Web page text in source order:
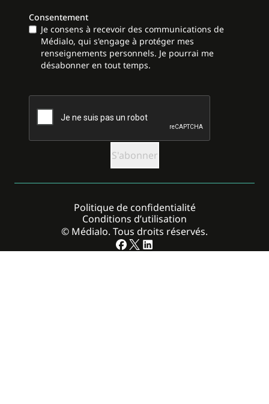
Consentement
Je consens à recevoir des communications de
Médialo, qui s'engage à protéger mes
renseignements personnels. Je pourrai me
désabonner en tout temps.
© Médialo. Tous droits réservés.
Politique de confidentialité
Conditions d’utilisation